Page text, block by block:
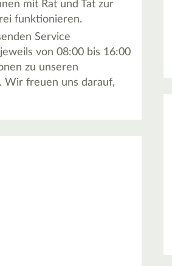
mit Rat und Tat zur
funktionieren.
Service
von 08:00 bis 16:00
zu unseren
Wir freuen uns darauf,